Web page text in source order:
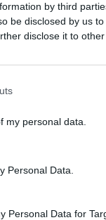
by third
be disclosed by us
disclose it to other
my personal data.
Personal Data.
Personal Data for